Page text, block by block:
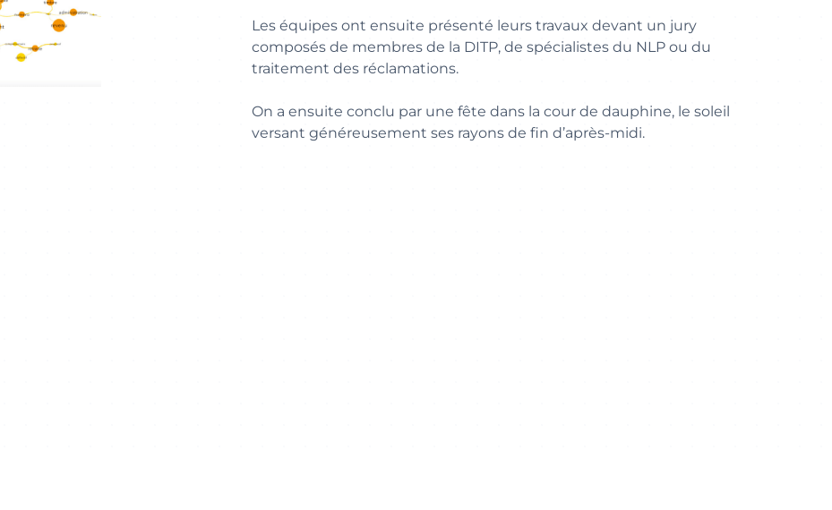
Les équipes ont ensuite présenté leurs travaux devant un jury
composés de membres de la DITP, de spécialistes du NLP ou du
traitement des réclamations.
On a ensuite conclu par une fête dans la cour de dauphine, le soleil
versant généreusement ses rayons de fin d’après-midi.